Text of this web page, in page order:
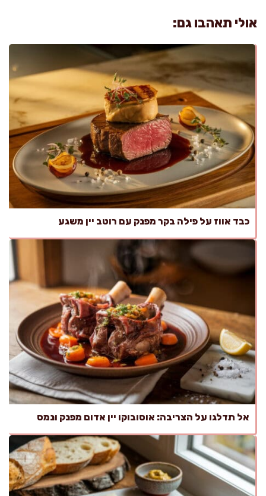
אולי תאהבו גם:
כבד אווז על פילה בקר מפנק עם רוטב יין משגע
אל תדלגו על הצריבה: אוסובוקו יין אדום מפנק ונמס